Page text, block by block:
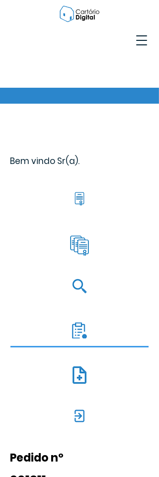
Bem vindo Sr(a).
Pedido nº